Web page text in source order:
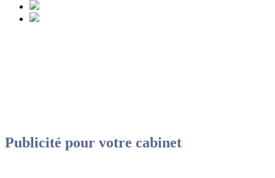
Publicité pour votre cabinet